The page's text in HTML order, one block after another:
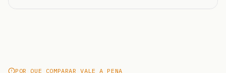
POR QUE COMPARAR VALE A PENA